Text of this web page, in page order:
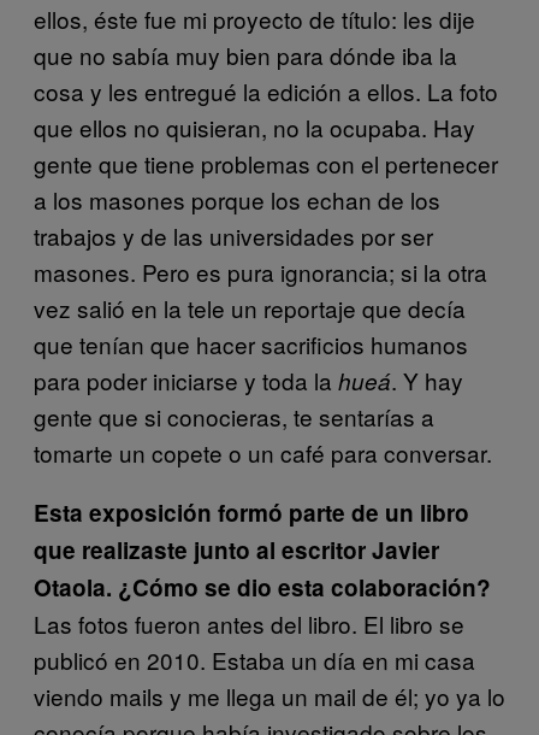
ellos, éste fue mi proyecto de título: les dije
que no sabía muy bien para dónde iba la
cosa y les entregué la edición a ellos. La foto
que ellos no quisieran, no la ocupaba. Hay
gente que tiene problemas con el pertenecer
a los masones porque los echan de los
trabajos y de las universidades por ser
masones. Pero es pura ignorancia; si la otra
vez salió en la tele un reportaje que decía
que tenían que hacer sacrificios humanos
para poder iniciarse y toda la hueá. Y hay
gente que si conocieras, te sentarías a
tomarte un copete o un café para conversar.
Esta exposición formó parte de un libro
que realizaste junto al escritor Javier
Otaola. ¿Cómo se dio esta colaboración?
Las fotos fueron antes del libro. El libro se
publicó en 2010. Estaba un día en mi casa
viendo mails y me llega un mail de él; yo ya lo